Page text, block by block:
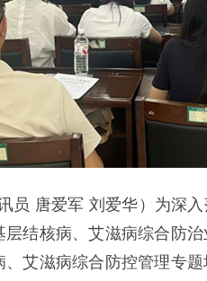
讯员 唐爱军 刘爱华）为深
结核病、艾滋病综合防
艾滋病综合防控管理专